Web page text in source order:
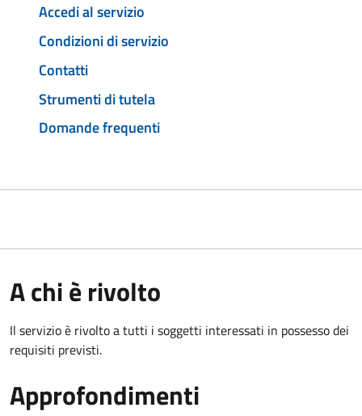
Accedi al servizio
Condizioni di servizio
Contatti
Strumenti di tutela
Domande frequenti
A chi è rivolto
Il servizio è rivolto a tutti i soggetti interessati in possesso dei
requisiti previsti.
Approfondimenti